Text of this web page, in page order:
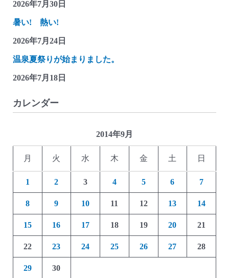
2026年7月30日
暑い! 熱い!
2026年7月24日
温泉夏祭りが始まりました。
2026年7月18日
カレンダー
2014年9月
月 火 水 木 金 土 日
1 2 3 4 5 6 7
8 9 10 11 12 13 14
15 16 17 18 19 20 21
22 23 24 25 26 27 28
29 30